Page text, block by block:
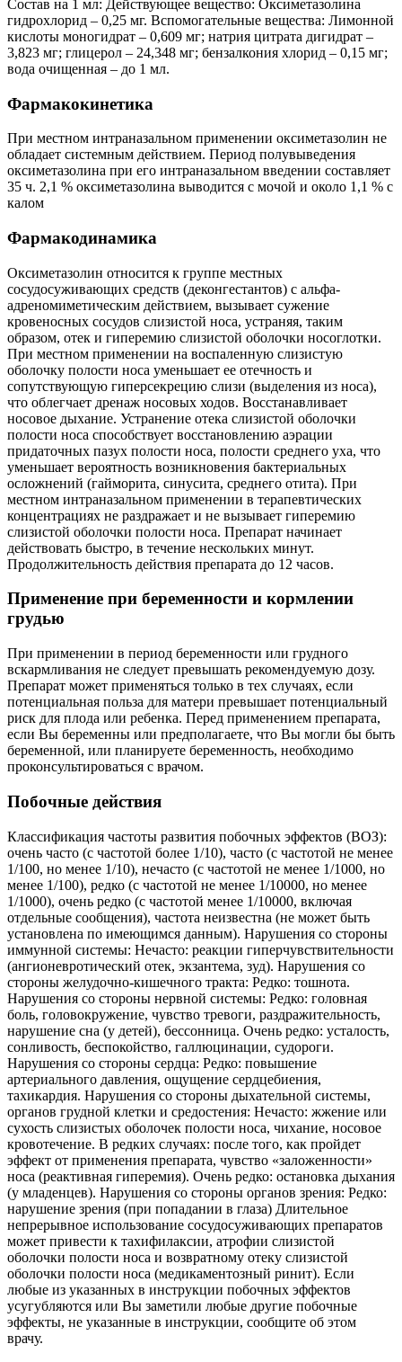
Состав на 1 мл: Действующее вещество: Оксиметазолина
гидрохлорид – 0,25 мг. Вспомогательные вещества: Лимонной
кислоты моногидрат – 0,609 мг; натрия цитрата дигидрат –
3,823 мг; глицерол – 24,348 мг; бензалкония хлорид – 0,15 мг;
вода очищенная – до 1 мл.
Фармакокинетика
При местном интраназальном применении оксиметазолин не
обладает системным действием. Период полувыведения
оксиметазолина при его интраназальном введении составляет
35 ч. 2,1 % оксиметазолина выводится с мочой и около 1,1 % с
калом
Фармакодинамика
Оксиметазолин относится к группе местных
сосудосуживающих средств (деконгестантов) с альфа-
адреномиметическим действием, вызывает сужение
кровеносных сосудов слизистой носа, устраняя, таким
образом, отек и гиперемию слизистой оболочки носоглотки.
При местном применении на воспаленную слизистую
оболочку полости носа уменьшает ее отечность и
сопутствующую гиперсекрецию слизи (выделения из носа),
что облегчает дренаж носовых ходов. Восстанавливает
носовое дыхание. Устранение отека слизистой оболочки
полости носа способствует восстановлению аэрации
придаточных пазух полости носа, полости среднего уха, что
уменьшает вероятность возникновения бактериальных
осложнений (гайморита, синусита, среднего отита). При
местном интраназальном применении в терапевтических
концентрациях не раздражает и не вызывает гиперемию
слизистой оболочки полости носа. Препарат начинает
действовать быстро, в течение нескольких минут.
Продолжительность действия препарата до 12 часов.
Применение при беременности и кормлении
грудью
При применении в период беременности или грудного
вскармливания не следует превышать рекомендуемую дозу.
Препарат может применяться только в тех случаях, если
потенциальная польза для матери превышает потенциальный
риск для плода или ребенка. Перед применением препарата,
если Вы беременны или предполагаете, что Вы могли бы быть
беременной, или планируете беременность, необходимо
проконсультироваться с врачом.
Побочные действия
Классификация частоты развития побочных эффектов (ВОЗ):
очень часто (с частотой более 1/10), часто (с частотой не менее
1/100, но менее 1/10), нечасто (с частотой не менее 1/1000, но
менее 1/100), редко (с частотой не менее 1/10000, но менее
1/1000), очень редко (с частотой менее 1/10000, включая
отдельные сообщения), частота неизвестна (не может быть
установлена по имеющимся данным). Нарушения со стороны
иммунной системы: Нечасто: реакции гиперчувствительности
(ангионевротический отек, экзантема, зуд). Нарушения со
стороны желудочно-кишечного тракта: Редко: тошнота.
Нарушения со стороны нервной системы: Редко: головная
боль, головокружение, чувство тревоги, раздражительность,
нарушение сна (у детей), бессонница. Очень редко: усталость,
сонливость, беспокойство, галлюцинации, судороги.
Нарушения со стороны сердца: Редко: повышение
артериального давления, ощущение сердцебиения,
тахикардия. Нарушения со стороны дыхательной системы,
органов грудной клетки и средостения: Нечасто: жжение или
сухость слизистых оболочек полости носа, чихание, носовое
кровотечение. В редких случаях: после того, как пройдет
эффект от применения препарата, чувство «заложенности»
носа (реактивная гиперемия). Очень редко: остановка дыхания
(у младенцев). Нарушения со стороны органов зрения: Редко:
нарушение зрения (при попадании в глаза) Длительное
непрерывное использование сосудосуживающих препаратов
может привести к тахифилаксии, атрофии слизистой
оболочки полости носа и возвратному отеку слизистой
оболочки полости носа (медикаментозный ринит). Если
любые из указанных в инструкции побочных эффектов
усугубляются или Вы заметили любые другие побочные
эффекты, не указанные в инструкции, сообщите об этом
врачу.